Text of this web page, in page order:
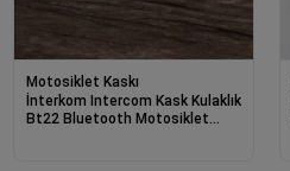
Motosiklet Kaskı
İnterkom Intercom Kask Kulaklık
Bt22 Bluetooth Motosiklet